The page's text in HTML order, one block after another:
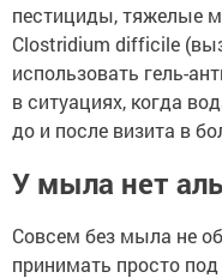
пестициды, тяжелые
Clostridium difficile
использовать гель-
в ситуациях, когда
до и после визита в
У мыла нет
Совсем без мыла не
принимать просто